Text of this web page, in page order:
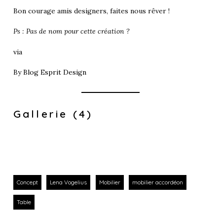
Bon courage amis designers, faites nous rêver !
Ps : Pas de nom pour cette création ?
via
ByBlog Esprit Design
Gallerie (4)
Concept Lena Vogelius Mobilier mobilier accordéon
Table